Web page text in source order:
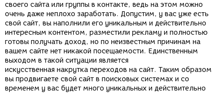
своего сайта или группы в контакте, ведь на этом можно
очень даже неплохо заработать. Допустим, у вас уже есть
свой сайт, вы наполнили его уникальным и действительно
интересным контентом, разместили рекламу и полностью
готовы получать доход, но по неизвестным причинам на
вашем сайте нет никакой посещаемости. Единственным
выходом в такой ситуации является
искусственная накрутка переходов на сайт. Таким образом
вы продвигаете свой сайт в поисковых системах и со
временем у вас будет много уникальных и действительно